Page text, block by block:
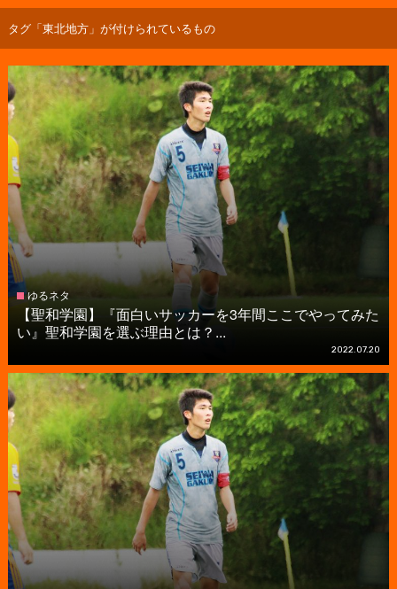
タグ「東北地方」が付けられているもの
ゆるネタ
【聖和学園】『面白いサッカーを3年間ここでやってみた
い』聖和学園を選ぶ理由とは？...
2022.07.20